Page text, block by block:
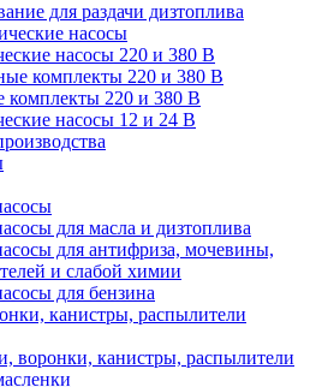
для раздачи дизтоплива
насосы
насосы 220 и 380 В
комплекты 220 и 380 В
комплекты 220 и 380 В
насосы 12 и 24 В
для масла и дизтоплива
для антифриза, мочевины,
и слабой химии
для бензина
канистры, распылители
воронки, канистры, распылители